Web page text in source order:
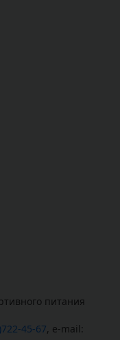
питания
45-67, e-mail: